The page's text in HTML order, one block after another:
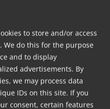
to store and/or access
We do this for the purpose
and to display
advertisements. By
we may process data
IDs on this site. If you
consent, certain features
série 20